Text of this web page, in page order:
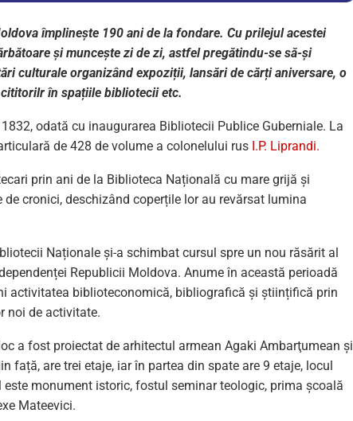
împlinește 190 ani de la fondare. Cu prilejul acestei
și muncește zi de zi, astfel pregătindu-se să-și
culturale organizând expoziții, lansări de cărți aniversare, o
în spațiile bibliotecii etc.
odată cu inaugurarea Bibliotecii Publice Guberniale. La
de 428 de volume a colonelului rus I.P. Liprandi.
prin ani de la Biblioteca Națională cu mare grijă și
cronici, deschizând coperțile lor au revărsat lumina
Naționale și-a schimbat cursul spre un nou răsărit al
Republicii Moldova. Anume în această perioadă
activitatea biblioteconomică, bibliografică și științifică prin
noi de activitate.
a fost proiectat de arhitectul armean Agaki Ambarţumean și
față, are trei etaje, iar în partea din spate are 9 etaje, locul
monument istoric, fostul seminar teologic, prima școală
Mateevici.